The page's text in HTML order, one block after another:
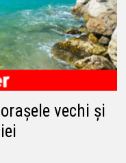
vechi și